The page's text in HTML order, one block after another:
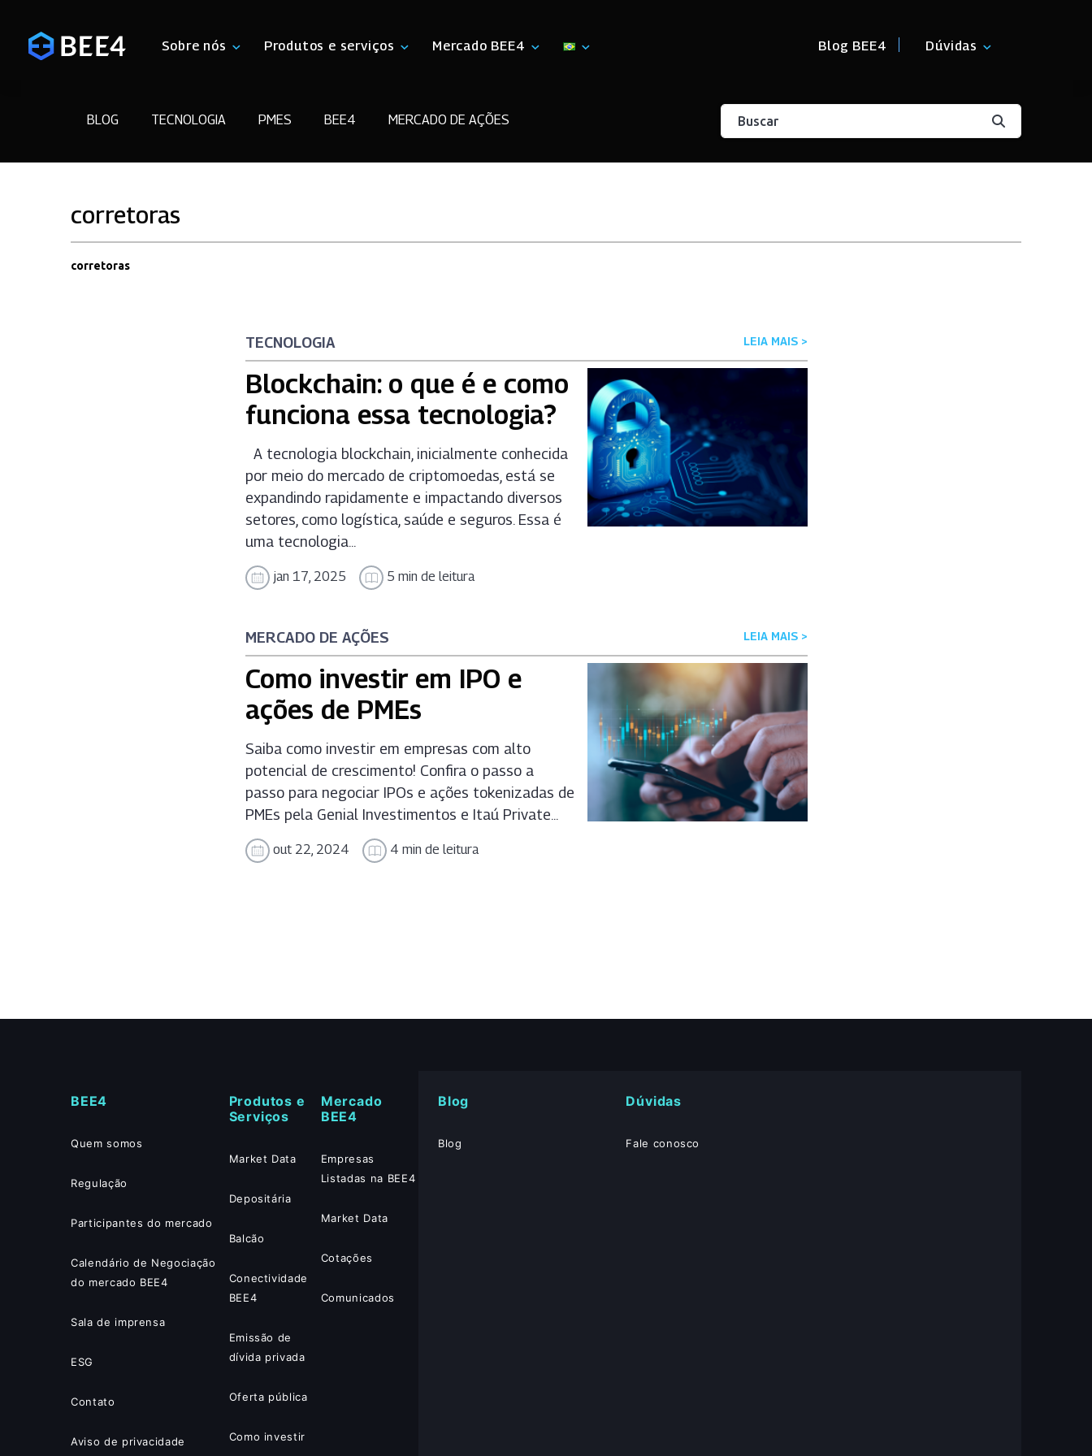
Sobre nós Produtos e serviços Mercado BEE4 Blog BEE4 Dúvidas
BLOG TECNOLOGIA PMES BEE4 MERCADO DE AÇÕES
corretoras
corretoras
TECNOLOGIA LEIA MAIS >
Blockchain: o que é e como
funciona essa tecnologia?
A tecnologia blockchain, inicialmente conhecida
por meio do mercado de criptomoedas, está se
expandindo rapidamente e impactando diversos
setores, como logística, saúde e seguros. Essa é
uma tecnologia...
jan 17, 2025 5 min de leitura
MERCADO DE AÇÕES LEIA MAIS >
Como investir em IPO e
ações de PMEs
Saiba como investir em empresas com alto
potencial de crescimento! Confira o passo a
passo para negociar IPOs e ações tokenizadas de
PMEs pela Genial Investimentos e Itaú Private...
out 22, 2024 4 min de leitura
BEE4
Quem somos
Regulação
Participantes do mercado
Calendário de Negociação
do mercado BEE4
Sala de imprensa
ESG
Contato
Aviso de privacidade
Produtos e
Serviços
Market Data
Depositária
Balcão
Conectividade
BEE4
Emissão de
dívida privada
Oferta pública
Como investir
Mercado
BEE4
Empresas
Listadas na BEE4
Market Data
Cotações
Comunicados
Blog
Blog
Dúvidas
Fale conosco